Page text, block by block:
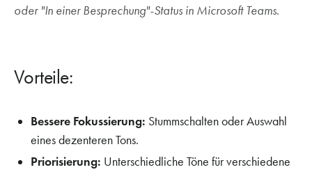
oder "In einer Besprechung"-Status in Microsoft Teams.
Vorteile:
Bessere Fokussierung: Stummschalten oder Auswahl
eines dezenteren Tons.
Priorisierung: Unterschiedliche Töne für verschiedene